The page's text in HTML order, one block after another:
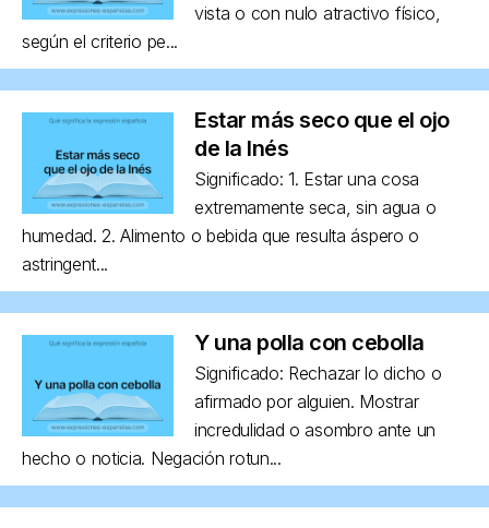
vista o con nulo atractivo físico,
según el criterio pe...
Estar más seco que el ojo
de la Inés
Significado: 1. Estar una cosa
extremamente seca, sin agua o
humedad. 2. Alimento o bebida que resulta áspero o
astringent...
Y una polla con cebolla
Significado: Rechazar lo dicho o
afirmado por alguien. Mostrar
incredulidad o asombro ante un
hecho o noticia. Negación rotun...